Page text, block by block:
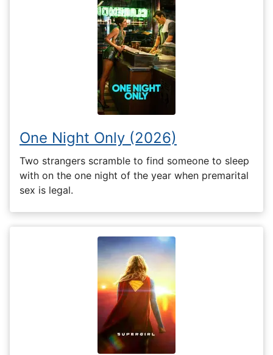
One Night Only (2026)
Two strangers scramble to find someone to sleep
with on the one night of the year when premarital
sex is legal.